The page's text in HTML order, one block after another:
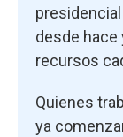
desde
recursos
Quienes
ya